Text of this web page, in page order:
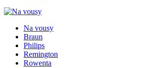
Na vousy
Braun
Philips
Remington
Rowenta